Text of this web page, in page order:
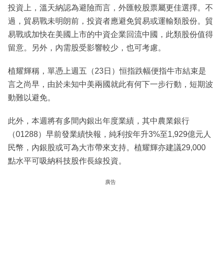
投資上，溫天納認為避險而言，外匯較股票屬更佳選擇。不
過，貿易戰未明朗前，投資者應避免貿易或運輸類股份。貿
易戰或加快在美國上市的中資企業回流中國，此類股份值得
留意。另外，內需股受影響較少，也可考慮。
植耀輝稱，單憑上週五（23日）恒指跌幅便指牛市結束是
言之尚早，由於未知中美兩國就此有何下一步行動，短期波
動難以避免。
此外，本週將有多間內銀出年度業績，其中農業銀行
（01288）早前發業績快報，純利按年升3%至1,929億元人
民幣，內銀股或可為大市帶來支持。植耀輝亦建議29,000
點水平可吸納科技股作長線投資。
廣告